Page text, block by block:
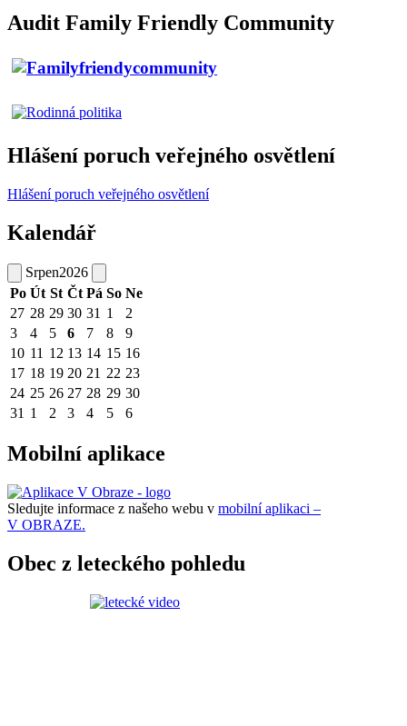
Audit Family Friendly Community
Hlášení poruch veřejného osvětlení
Hlášení poruch veřejného osvětlení
Kalendář
Srpen2026
Po Út St Čt Pá So Ne
27 28 29 30 31 1
2
3
4 5 6 7 8
9
10 11 12 13 14 15 16
17 18 19 20 21 22 23
24 25 26 27 28 29 30
31 1 2 3 4 5 6
Mobilní aplikace
Sledujte informace z našeho webu v mobilní aplikaci –
V OBRAZE.
Obec z leteckého pohledu